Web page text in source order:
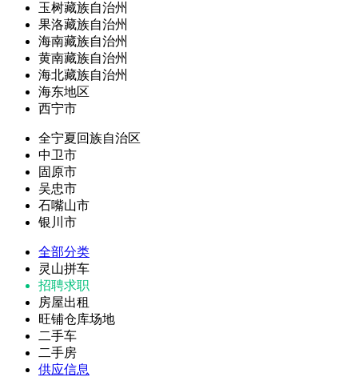
玉树藏族自治州
果洛藏族自治州
海南藏族自治州
黄南藏族自治州
海北藏族自治州
海东地区
西宁市
全宁夏回族自治区
中卫市
固原市
吴忠市
石嘴山市
银川市
全部分类
灵山拼车
招聘求职
房屋出租
旺铺仓库场地
二手车
二手房
供应信息